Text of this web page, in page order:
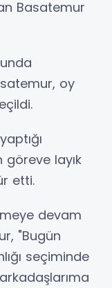
Basatemur
oy
göreve layık
etti.
devam
"Bugün
seçiminde